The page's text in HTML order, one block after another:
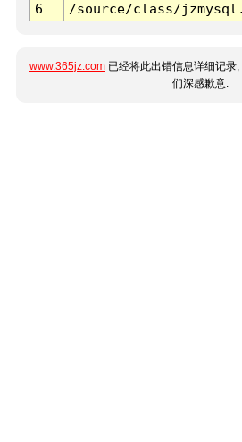
6
/source/class/
www.365jz.com 已经将此出错信息详细记录
们深感歉意.